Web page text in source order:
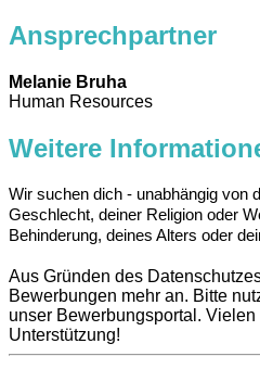
Ansprechpartner
Melanie Bruha
Human Resources
Weitere
Wir suchen dich - unabhängig von
Geschlecht, deiner Religion oder
Behinderung, deines Alters oder
Aus Gründen des
Bewerbungen mehr an. Bitte
unser Bewerbungsportal.
Unterstützung!